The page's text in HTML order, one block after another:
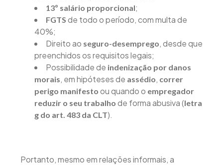
13º salário proporcional;
FGTS de todo o período, com multa de
40%;
Direito ao seguro-desemprego, desde que
preenchidos os requisitos legais;
Possibilidade de indenização por danos
morais, em hipóteses de assédio, correr
perigo manifesto ou quando o empregador
reduzir o seu trabalho de forma abusiva (letra
g do art. 483 da CLT).
Portanto, mesmo em relações informais, a